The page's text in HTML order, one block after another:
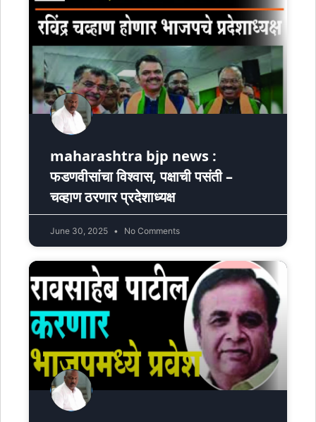
maharashtra bjp news :
फडणवीसांचा विश्‍वास, पक्षाची पसंती –
चव्हाण ठरणार प्रदेशाध्यक्ष
June 30, 2025 No Comments